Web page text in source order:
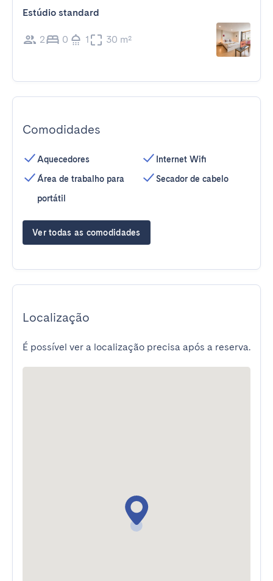
Estúdio standard
2 0 1 30 m²
Comodidades
Aquecedores
Área de trabalho para
portátil
Internet Wifi
Secador de cabelo
Ver todas as comodidades
Localização
É possível ver a localização precisa após a reserva.